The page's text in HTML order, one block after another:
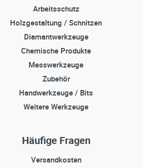
Arbeitsschutz
Holzgestaltung / Schnitzen
Diamantwerkzeuge
Chemische Produkte
Messwerkzeuge
Zubehör
Handwerkzeuge / Bits
Weitere Werkzeuge
Häufige Fragen
Versandkosten